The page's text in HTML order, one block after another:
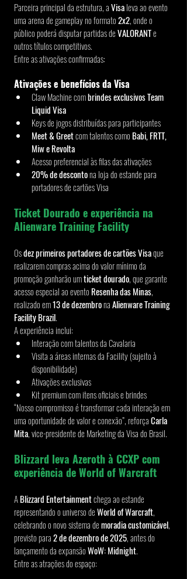
Parceira principal da estrutura, a Visa leva ao evento
uma arena de gameplay no formato 2x2, onde o
público poderá disputar partidas de VALORANT e
outros títulos competitivos.
Entre as ativações confirmadas:
Ativações e benefícios da Visa
Claw Machine com brindes exclusivos Team
Liquid Visa
Keys de jogos distribuídas para participantes
Meet & Greet com talentos como Babi, FRTT,
Miw e Revolta
Acesso preferencial às filas das ativações
20% de desconto na loja do estande para
portadores de cartões Visa
Ticket Dourado e experiência na
Alienware Training Facility
Os dez primeiros portadores de cartões Visa que
realizarem compras acima do valor mínimo da
promoção ganharão um ticket dourado, que garante
acesso especial ao evento Resenha das Minas,
realizado em 13 de dezembro na Alienware Training
Facility Brazil.
A experiência inclui:
Interação com talentos da Cavalaria
Visita a áreas internas da Facility (sujeito à
disponibilidade)
Ativações exclusivas
Kit premium com itens oficiais e brindes
“Nosso compromisso é transformar cada interação em
uma oportunidade de valor e conexão”, reforça Carla
Mita, vice-presidente de Marketing da Visa do Brasil.
Blizzard leva Azeroth à CCXP com
experiência de World of Warcraft
A Blizzard Entertainment chega ao estande
representando o universo de World of Warcraft,
celebrando o novo sistema de moradia customizável,
previsto para 2 de dezembro de 2025, antes do
lançamento da expansão WoW: Midnight.
Entre as atrações do espaço: